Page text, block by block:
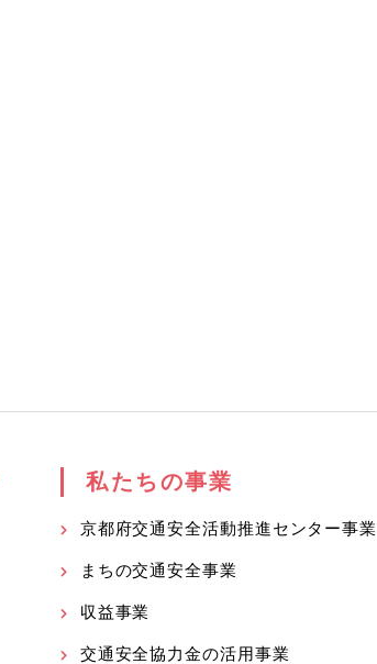
私たちの事業
京都府交通安全活動推進センター事業
まちの交通安全事業
収益事業
交通安全協力金の活用事業